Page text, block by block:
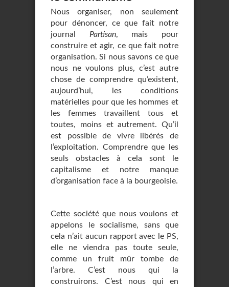
Nous organiser, non seulement
pour dénoncer, ce que fait notre
journal Partisan, mais pour
construire et agir, ce que fait notre
organisation. Si nous savons ce que
nous ne voulons plus, c’est autre
chose de comprendre qu’existent,
aujourd’hui, les conditions
matérielles pour que les hommes et
les femmes travaillent tous et
toutes, moins et autrement. Qu’il
est possible de vivre libérés de
l’exploitation. Comprendre que les
seuls obstacles à cela sont le
capitalisme et notre manque
d’organisation face à la bourgeoisie.
Cette société que nous voulons et
appelons le socialisme, sans que
cela n’ait aucun rapport avec le PS,
elle ne viendra pas toute seule,
comme un fruit mûr tombe de
l’arbre. C’est nous qui la
construirons. C’est nous qui en